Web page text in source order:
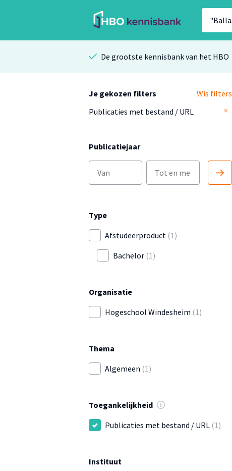
De grootste kennisbank van het HBO
Je gekozen filters
Wis filters
Publicaties met bestand / URL
Publicatiejaar
Type
Afstudeerproduct (1)
Bachelor (1)
Organisatie
Hogeschool Windesheim (1)
Thema
Algemeen (1)
Toegankelijkheid
Publicaties met bestand / URL (1)
Instituut